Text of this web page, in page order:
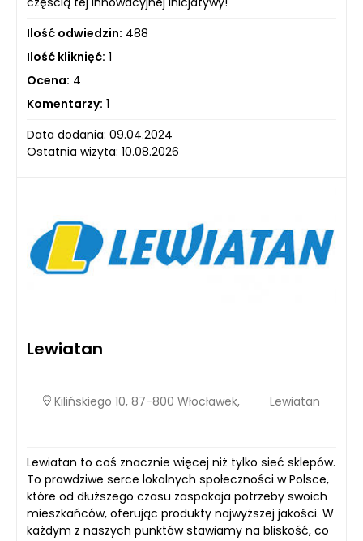
Ilość odwiedzin: 488
Ilość kliknięć: 1
Ocena: 4
Komentarzy: 1
Data dodania: 09.04.2024
Ostatnia wizyta: 10.08.2026
Lewiatan
Kilińskiego 10, 87-800 Włocławek, Lewiatan
Lewiatan to coś znacznie więcej niż tylko sieć sklepów.
To prawdziwe serce lokalnych społeczności w Polsce,
które od dłuższego czasu zaspokaja potrzeby swoich
mieszkańców, oferując produkty najwyższej jakości. W
każdym z naszych punktów stawiamy na bliskość, co